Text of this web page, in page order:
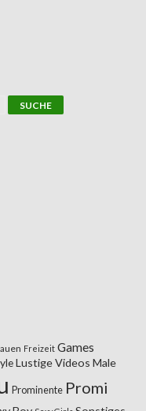
Freizeit Games
Lustige Videos Male
Prominente Promi